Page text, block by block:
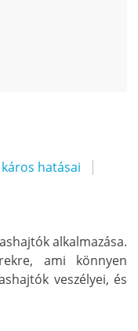
hatásai
alkalmazása.
ami könnyen
veszélyei, és